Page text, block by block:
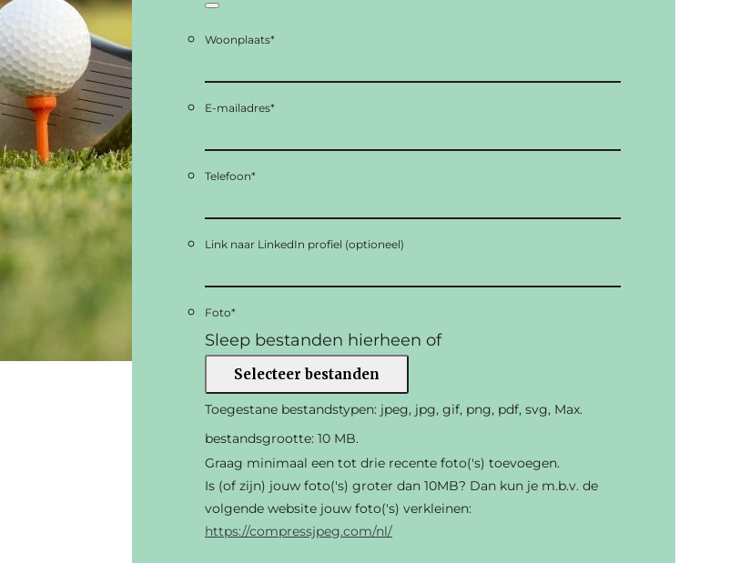
Woonplaats*
E-mailadres*
Telefoon*
Link naar LinkedIn profiel (optioneel)
Foto*
Sleep bestanden hierheen of
Selecteer bestanden
Toegestane bestandstypen: jpeg, jpg, gif, png, pdf, svg, Max.
bestandsgrootte: 10 MB.
Graag minimaal een tot drie recente foto('s) toevoegen.
Is (of zijn) jouw foto('s) groter dan 10MB? Dan kun je m.b.v. de
volgende website jouw foto('s) verkleinen:
https://compressjpeg.com/nl/